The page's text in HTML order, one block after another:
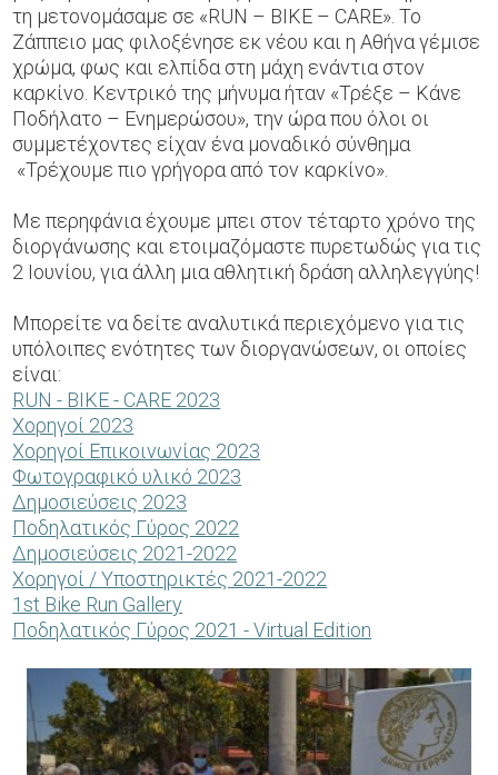
τη μετονομάσαμε σε «RUN – BIKE – CARE». Το
Ζάππειο μας φιλοξένησε εκ νέου και η Αθήνα γέμισε
χρώμα, φως και ελπίδα στη μάχη ενάντια στον
καρκίνο. Κεντρικό της μήνυμα ήταν «Τρέξε – Κάνε
Ποδήλατο – Ενημερώσου», την ώρα που όλοι οι
συμμετέχοντες είχαν ένα μοναδικό σύνθημα
«Τρέχουμε πιο γρήγορα από τον καρκίνο».
Με περηφάνια έχουμε μπει στον τέταρτο χρόνο της
διοργάνωσης και ετοιμαζόμαστε πυρετωδώς για τις
2 Ιουνίου, για άλλη μια αθλητική δράση αλληλεγγύης!
Μπορείτε να δείτε αναλυτικά περιεχόμενο για τις
υπόλοιπες ενότητες των διοργανώσεων, οι οποίες
είναι:
RUN - BIKE - CARE 2023
Χορηγοί 2023
Χορηγοί Επικοινωνίας 2023
Φωτογραφικό υλικό 2023
Δημοσιεύσεις 2023
Ποδηλατικός Γύρος 2022
Δημοσιεύσεις 2021-2022
Χορηγοί / Υποστηρικτές 2021-2022
1st Bike Run Gallery
Ποδηλατικός Γύρος 2021 - Virtual Edition